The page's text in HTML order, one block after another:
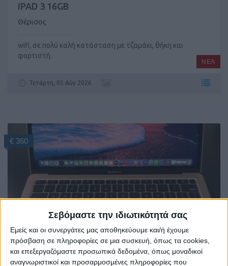
Σεβόμαστε την ιδιωτικότητά σας
Εμείς και οι συνεργάτες μας αποθηκεύουμε και/ή έχουμε
πρόσβαση σε πληροφορίες σε μια συσκευή, όπως τα cookies,
και επεξεργαζόμαστε προσωπικά δεδομένα, όπως μοναδικοί
αναγνωριστικοί και προσαρμοσμένες πληροφορίες που
IPAD 3 16GB
Θέρισος
wifi, σε πολύ καλή κατάσταση με τζαμάκι, θήκη και
φορτιστή.
ΝΕΑ
Τετάρτη, 05 Αύγ 2026
LAPTOP MACBOOK AIR M1 ΜΕ ΔΩΡΑ
Πόλη Ηρακλείου
€ 360